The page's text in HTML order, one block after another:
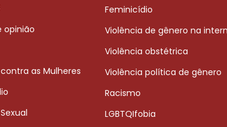
opinião
as Mulheres
Feminicídio
Violência de gênero na
Violência obstétrica
Violência política de gênero
Racismo
LGBTQIfobia